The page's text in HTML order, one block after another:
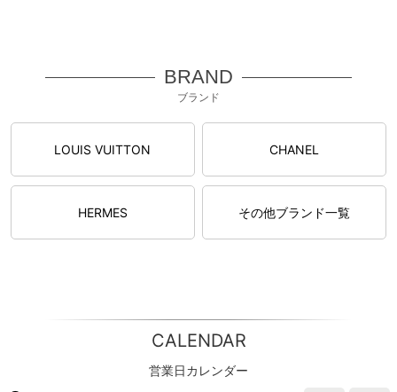
BRAND
ブランド
LOUIS VUITTON CHANEL
HERMES その他ブランド一覧
CALENDAR
営業日カレンダー